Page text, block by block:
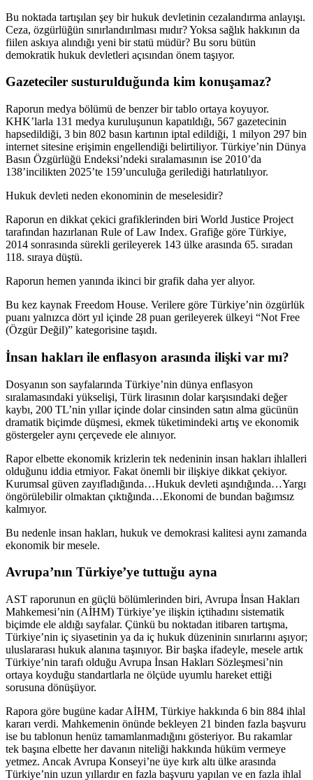
Bu noktada tartışılan şey bir hukuk devletinin cezalandırma anlayışı.
Ceza, özgürlüğün sınırlandırılması mıdır? Yoksa sağlık hakkının da
fiilen askıya alındığı yeni bir statü müdür? Bu soru bütün
demokratik hukuk devletleri açısından önem taşıyor.
Gazeteciler susturulduğunda kim konuşamaz?
Raporun medya bölümü de benzer bir tablo ortaya koyuyor.
KHK’larla 131 medya kuruluşunun kapatıldığı, 567 gazetecinin
hapsedildiği, 3 bin 802 basın kartının iptal edildiği, 1 milyon 297 bin
internet sitesine erişimin engellendiği belirtiliyor. Türkiye’nin Dünya
Basın Özgürlüğü Endeksi’ndeki sıralamasının ise 2010’da
138’incilikten 2025’te 159’unculuğa gerilediği hatırlatılıyor.
Hukuk devleti neden ekonominin de meselesidir?
Raporun en dikkat çekici grafiklerinden biri World Justice Project
tarafından hazırlanan Rule of Law Index. Grafiğe göre Türkiye,
2014 sonrasında sürekli gerileyerek 143 ülke arasında 65. sıradan
118. sıraya düştü.
Raporun hemen yanında ikinci bir grafik daha yer alıyor.
Bu kez kaynak Freedom House. Verilere göre Türkiye’nin özgürlük
puanı yalnızca dört yıl içinde 28 puan gerileyerek ülkeyi “Not Free
(Özgür Değil)” kategorisine taşıdı.
İnsan hakları ile enflasyon arasında ilişki var mı?
Dosyanın son sayfalarında Türkiye’nin dünya enflasyon
sıralamasındaki yükselişi, Türk lirasının dolar karşısındaki değer
kaybı, 200 TL’nin yıllar içinde dolar cinsinden satın alma gücünün
dramatik biçimde düşmesi, ekmek tüketimindeki artış ve ekonomik
göstergeler aynı çerçevede ele alınıyor.
Rapor elbette ekonomik krizlerin tek nedeninin insan hakları ihlalleri
olduğunu iddia etmiyor. Fakat önemli bir ilişkiye dikkat çekiyor.
Kurumsal güven zayıfladığında…Hukuk devleti aşındığında…Yargı
öngörülebilir olmaktan çıktığında…Ekonomi de bundan bağımsız
kalmıyor.
Bu nedenle insan hakları, hukuk ve demokrasi kalitesi aynı zamanda
ekonomik bir mesele.
Avrupa’nın Türkiye’ye tuttuğu ayna
AST raporunun en güçlü bölümlerinden biri, Avrupa İnsan Hakları
Mahkemesi’nin (AİHM) Türkiye’ye ilişkin içtihadını sistematik
biçimde ele aldığı sayfalar. Çünkü bu noktadan itibaren tartışma,
Türkiye’nin iç siyasetinin ya da iç hukuk düzeninin sınırlarını aşıyor;
uluslararası hukuk alanına taşınıyor. Bir başka ifadeyle, mesele artık
Türkiye’nin tarafı olduğu Avrupa İnsan Hakları Sözleşmesi’nin
ortaya koyduğu standartlarla ne ölçüde uyumlu hareket ettiği
sorusuna dönüşüyor.
Rapora göre bugüne kadar AİHM, Türkiye hakkında 6 bin 884 ihlal
kararı verdi. Mahkemenin önünde bekleyen 21 binden fazla başvuru
ise bu tablonun henüz tamamlanmadığını gösteriyor. Bu rakamlar
tek başına elbette her davanın niteliği hakkında hüküm vermeye
yetmez. Ancak Avrupa Konseyi’ne üye kırk altı ülke arasında
Türkiye’nin uzun yıllardır en fazla başvuru yapılan ve en fazla ihlal